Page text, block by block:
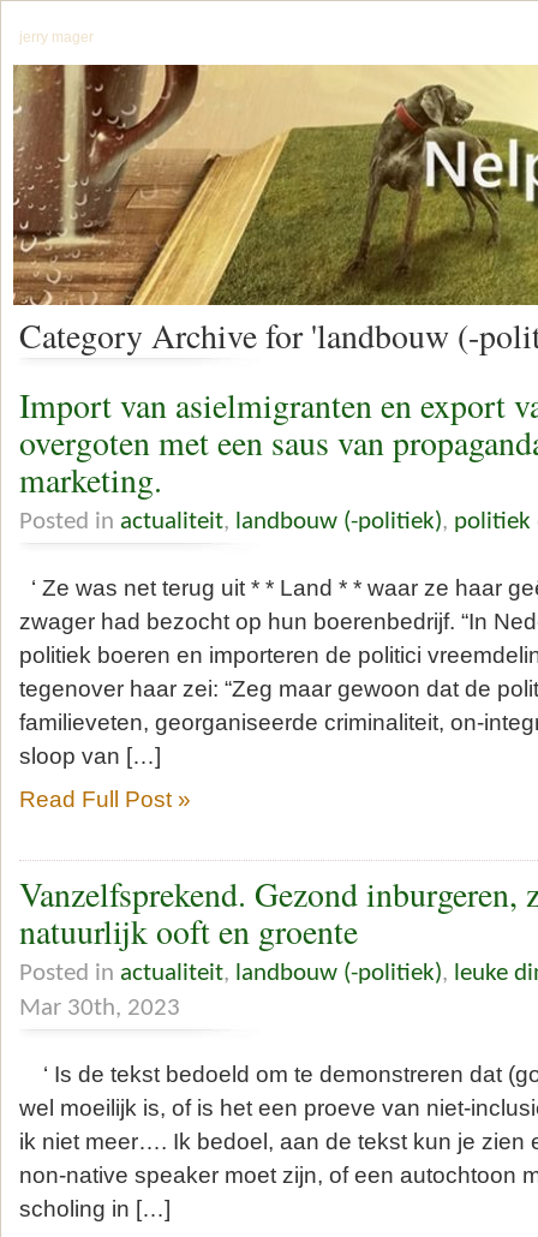
jerry mager
Category Archive for 'landbouw (-
Import van asielmigranten en export
overgoten met een saus van
marketing.
Posted in actualiteit, landbouw (-politiek), politiek
‘ Ze was net terug uit * * Land * * waar ze haar
zwager had bezocht op hun boerenbedrijf. “In
politiek boeren en importeren de politici
tegenover haar zei: “Zeg maar gewoon dat de
familieveten, georganiseerde criminaliteit, on-
sloop van […]
Read Full Post »
Vanzelfsprekend. Gezond inburgeren,
natuurlijk ooft en groente
Posted in actualiteit, landbouw (-politiek), leuke
Mar 30th, 2023
‘ Is de tekst bedoeld om te demonstreren dat
wel moeilijk is, of is het een proeve van niet-
ik niet meer…. Ik bedoel, aan de tekst kun je zien
non-native speaker moet zijn, of een autochtoon
scholing in […]